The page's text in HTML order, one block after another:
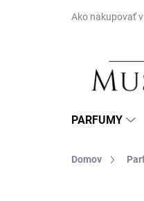
Ako nakupovať
PARFUMY
Domov